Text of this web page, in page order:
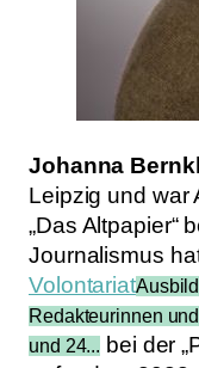
Johanna
Leipzig und war
„Das Altpapier“
Journalismus
Volontariat
Redakteurinnen
und 24... bei der